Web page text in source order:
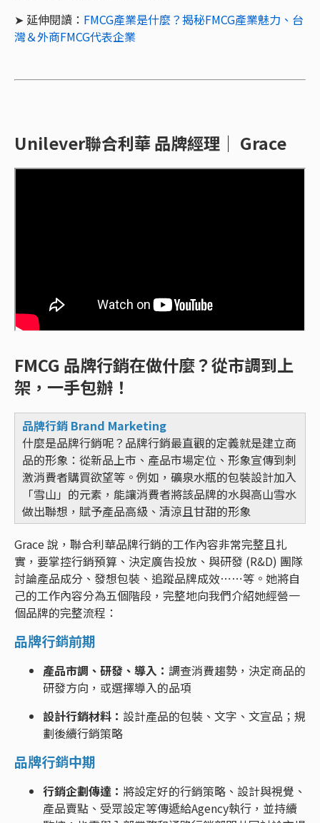
➤ 延伸閱讀： FMCG產業是什麼？揭秘FMCG產業魅力、台
灣＆外商FMCG代表企業
Unilever聯合利華 品牌經理｜ Grace
FMCG 品牌行銷在做什麼？從市調到上
架，一手包辦！
品牌行銷 Brand Marketing
什麼是品牌行銷呢？品牌行銷最直觀的定義就是建立商
品的形象：從新品上市、產品市場定位、形象宣傳到刺
激消費者購買欲望等。例如，礦泉水瓶的包裝設計加入
「雪山」的元素，能讓消費者將該品牌的水與高山雪水
做出聯想，賦予產品高級、清涼且甘甜的形象
Grace 說，聯合利華品牌行銷的工作內容非常完整且扎
實，要掌控行銷預算、決定廣告投放、與研發 (R&D) 團隊
討論產品成分、發想包裝、追蹤品牌成效⋯⋯等。她將自
己的工作內容分為五個階段，完整地向我們介紹她經營一
個品牌的完整流程：
品牌行銷前期
產品市調、研發、導入： 調查消費趨勢，決定商品的
研發方向，或選擇導入的品項
設計行銷材料： 設計產品的包裝、文字、文宣品；規
劃後續行銷策略
品牌行銷中期
行銷企劃傳達： 將設定好的行銷策略、設計與視覺、
產品賣點、受眾設定等傳遞給Agency執行，並持續